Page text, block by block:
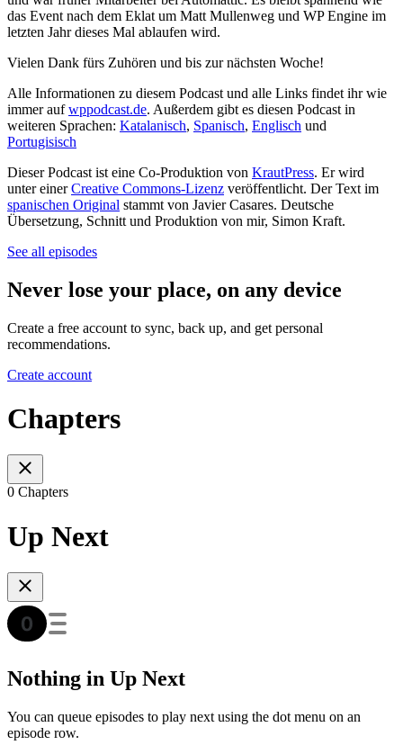
das Event nach dem Eklat um Matt Mullenweg und WP Engine im
letzten Jahr dieses Mal ablaufen wird.
Vielen Dank fürs Zuhören und bis zur nächsten Woche!
Alle Informationen zu diesem Podcast und alle Links findet ihr wie
immer aufwppodcast.de. Außerdem gibt es diesen Podcast in
weiteren Sprachen: Katalanisch, Spanisch, Englisch und
Portugisisch
Dieser Podcast ist eine Co-Produktion von KrautPress. Er wird
unter einerCreative Commons-Lizenz veröffentlicht. Der Text im
spanischen Original stammt von Javier Casares. Deutsche
Übersetzung, Schnitt und Produktion von mir, Simon Kraft.
See all episodes
Never lose your place, on any device
Create a free account to sync, back up, and get personal
recommendations.
Create account
Chapters
0 Chapters
Up Next
Nothing in Up Next
You can queue episodes to play next using the dot menu on an
episode row.